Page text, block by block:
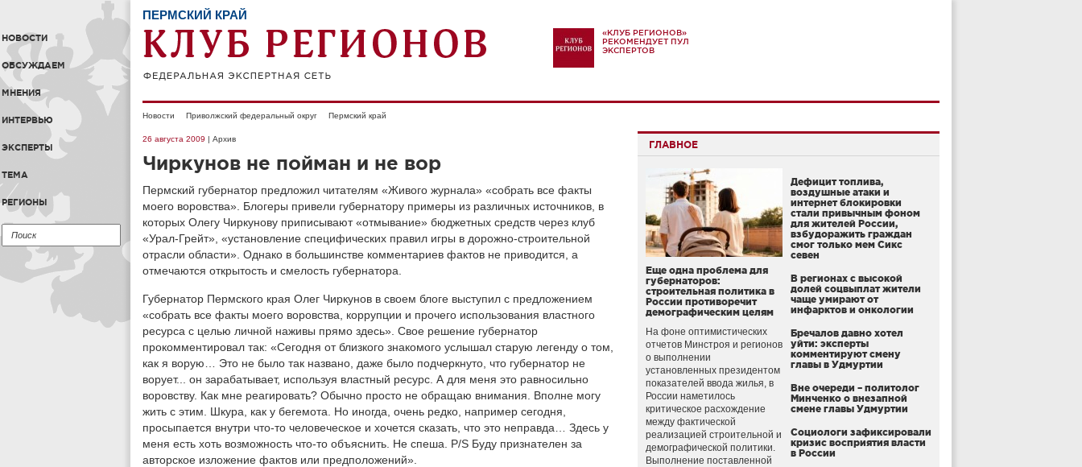
НОВОСТИ
ОБСУЖДАЕМ
МНЕНИЯ
ИНТЕРВЬЮ
ЭКСПЕРТЫ
ТЕМА
РЕГИОНЫ
ПЕРМСКИЙ КРАЙ
«КЛУБ РЕГИОНОВ»
РЕКОМЕНДУЕТ ПУЛ
ЭКСПЕРТОВ
Новости Приволжский федеральный округ Пермский край
26 августа 2009 | Архив
Чиркунов не пойман и не вор
Пермский губернатор предложил читателям «Живого журнала» «собрать все факты
моего воровства». Блогеры привели губернатору примеры из различных источников, в
которых Олегу Чиркунову приписывают «отмывание» бюджетных средств через клуб
«Урал-Грейт», «установление специфических правил игры в дорожно-строительной
отрасли области». Однако в большинстве комментариев фактов не приводится, а
отмечаются открытость и смелость губернатора.
Губернатор Пермского края Олег Чиркунов в своем блоге выступил с предложением
«собрать все факты моего воровства, коррупции и прочего использования властного
ресурса с целью личной наживы прямо здесь». Свое решение губернатор
прокомментировал так: «Сегодня от близкого знакомого услышал старую легенду о том,
как я ворую… Это не было так названо, даже было подчеркнуто, что губернатор не
ворует... он зарабатывает, используя властный ресурс. А для меня это равносильно
воровству. Как мне реагировать? Обычно просто не обращаю внимания. Вполне могу
жить с этим. Шкура, как у бегемота. Но иногда, очень редко, например сегодня,
просыпается внутри что-то человеческое и хочется сказать, что это неправда… Здесь у
меня есть хоть возможность что-то объяснить. Не спеша. P/S Буду признателен за
авторское изложение фактов или предположений».
ГЛАВНОЕ
Еще одна проблема для
губернаторов:
строительная политика в
России противоречит
демографическим целям
На фоне оптимистических
отчетов Минстроя и регионов
о выполнении
установленных президентом
показателей ввода жилья, в
России наметилось
критическое расхождение
между фактической
реализацией строительной и
демографической политики.
Выполнение поставленной
Дефицит топлива,
воздушные атаки и
интернет блокировки
стали привычным фоном
для жителей России,
взбудоражить граждан
смог только мем Сикс
севен
В регионах с высокой
долей соцвыплат жители
чаще умирают от
инфарктов и онкологии
Бречалов давно хотел
уйти: эксперты
комментируют смену
главы в Удмуртии
Вне очереди – политолог
Минченко о внезапной
смене главы Удмуртии
Социологи зафиксировали
кризис восприятия власти
в России